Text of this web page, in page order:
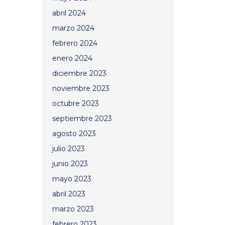
abril 2024
marzo 2024
febrero 2024
enero 2024
diciembre 2023
noviembre 2023
octubre 2023
septiembre 2023
agosto 2023
julio 2023
junio 2023
mayo 2023
abril 2023
marzo 2023